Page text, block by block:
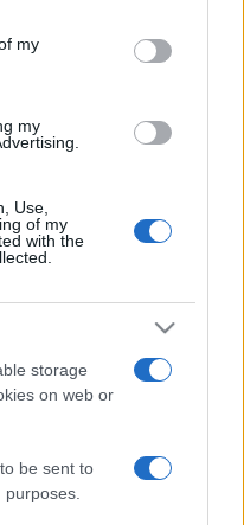
in below Google
my
my
Use,
of my
with the
storage
on web or
be sent to
lipcsei – válogatták be
számos
tárlata, alkotásai
Több
tanít.
Filmfesztivált idén
DŰNE